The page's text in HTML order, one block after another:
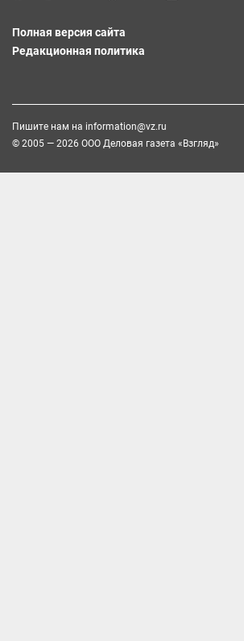
Полная версия сайта
Редакционная политика
Пишите нам на information@vz.ru
© 2005 — 2026 ООО Деловая газета «Взгляд»